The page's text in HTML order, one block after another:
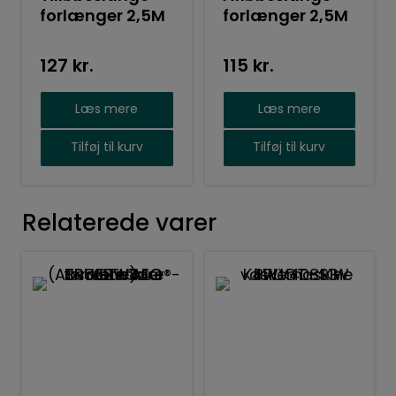
forlænger 2,5M
127 kr.
Læs mere
Tilføj til kurv
forlænger 2,5M
115 kr.
Læs mere
Tilføj til kurv
Relaterede varer